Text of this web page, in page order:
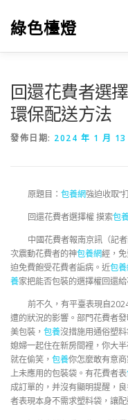
綠色檯燈
回還花費者選
環保配送方法
發佈日期: 2024 年 1 月 13
原題目： 包養網強迫收取“
回還花費者選擇權 摸索包
中國花費者報南京訊（記
次震動花費者的神包養網經，
迫免費飽受花費者詬病。近包
養家把能否包裝的選擇權回還
前不久，有平臺表現自
遭的狀況的影響。部門花費者
美包裝， 包養沒措施用通俗塑
媳婦一起住在新房間裡，你大
就在偷笑， 包養你怎麼敢有意
上未應用的包裝袋。有花費者表
成訂單的，并沒有顯明提醒，
者表現本身不需求塑料袋，讓